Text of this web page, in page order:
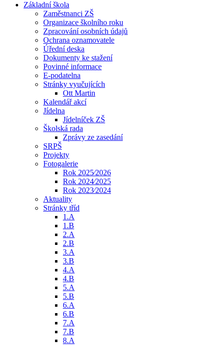
Základní škola
Zaměstnanci ZŠ
Organizace školního roku
Zpracování osobních údajů
Ochrana oznamovatele
Úřední deska
Dokumenty ke stažení
Povinné informace
E-podatelna
Stránky vyučujících
Ott Martin
Kalendář akcí
Jídelna
Jídelníček ZŠ
Školská rada
Zprávy ze zasedání
SRPŠ
Projekty
Fotogalerie
Rok 2025⁄2026
Rok 2024⁄2025
Rok 2023⁄2024
Aktuality
Stránky tříd
1.A
1.B
2.A
2.B
3.A
3.B
4.A
4.B
5.A
5.B
6.A
6.B
7.A
7.B
8.A